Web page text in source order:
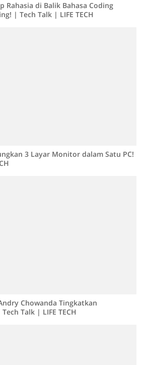
Rahasia di Balik Bahasa Coding
| Tech Talk | LIFE TECH
3 Layar Monitor dalam Satu PC!
Chowanda Tingkatkan
Talk | LIFE TECH